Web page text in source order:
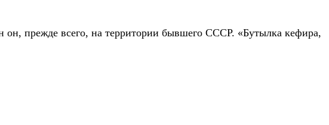
прежде всего, на территории бывшего СССР. «Бутылка кефира,